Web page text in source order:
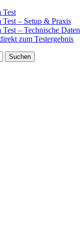
Test
– Setup & Praxis
– Technische Daten
zum Testergebnis